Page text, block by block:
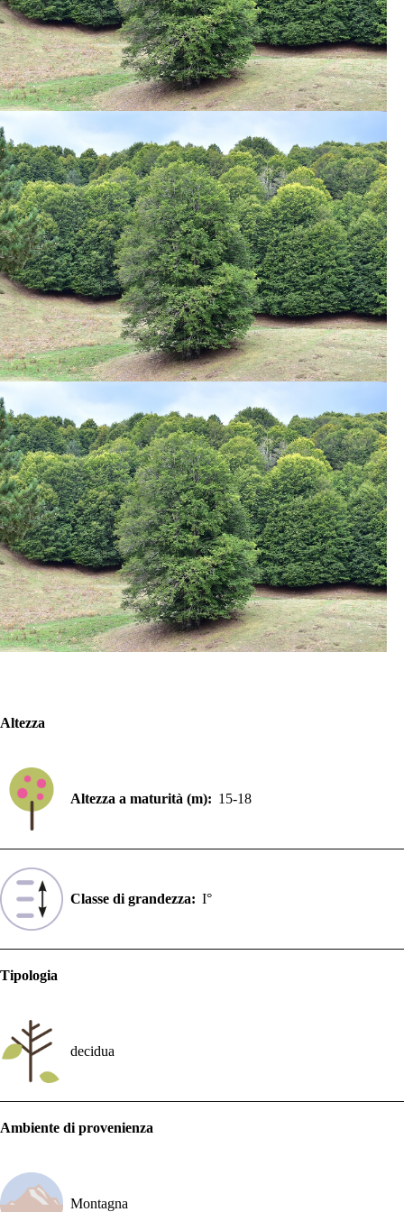
Altezza
Altezza a maturità (m): 15-18
Classe di grandezza: I°
Tipologia
decidua
Ambiente di provenienza
Montagna